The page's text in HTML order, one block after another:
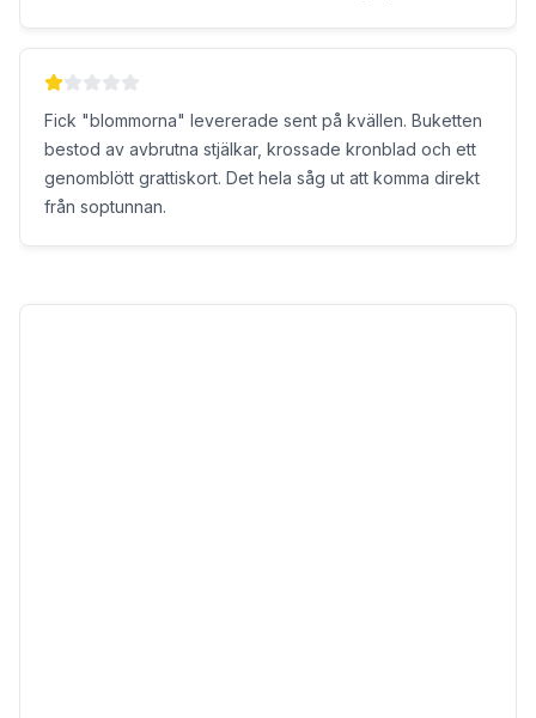
Fick "blommorna" levererade sent på kvällen. Buketten
bestod av avbrutna stjälkar, krossade kronblad och ett
genomblött grattiskort. Det hela såg ut att komma direkt
från soptunnan.